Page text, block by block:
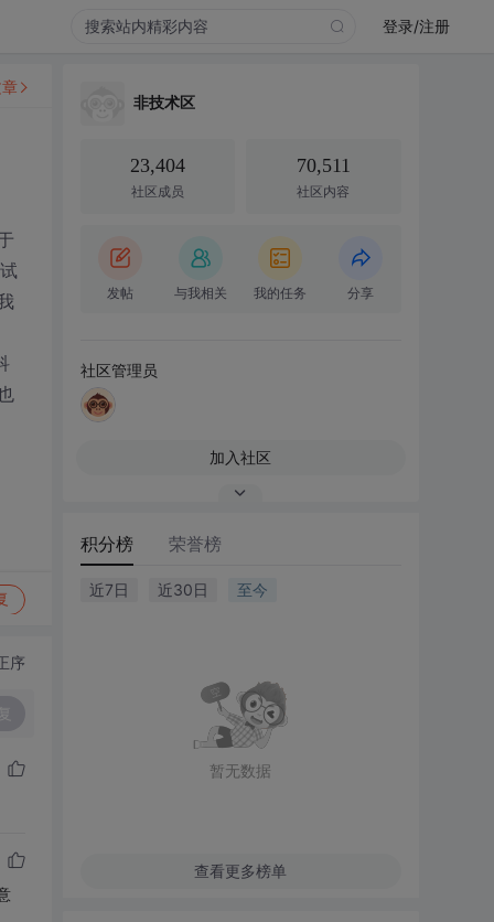
登录/注册
序
非技术区
23,404
社区成员
70,511
社区内容
发帖 与我相关 我的任务 分享
社区管理员
加入社区
积分榜 荣誉榜
近7日 近30日 至今
暂无数据
查看更多榜单